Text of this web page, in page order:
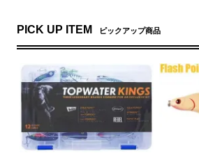
PICK UP ITEM ピックアップ商品